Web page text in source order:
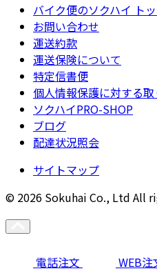
バイク便のソクハイ ト
お問い合わせ
運送約款
運送保険について
特定信書便
個人情報保護に対する
ソクハイPRO-SHOP
ブログ
配達状況照会
サイトマップ
© 2026 Sokuhai Co., Ltd All
電話注文 WEB注